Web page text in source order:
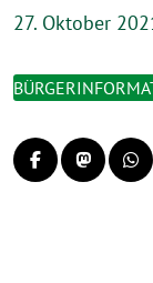
27. Oktober